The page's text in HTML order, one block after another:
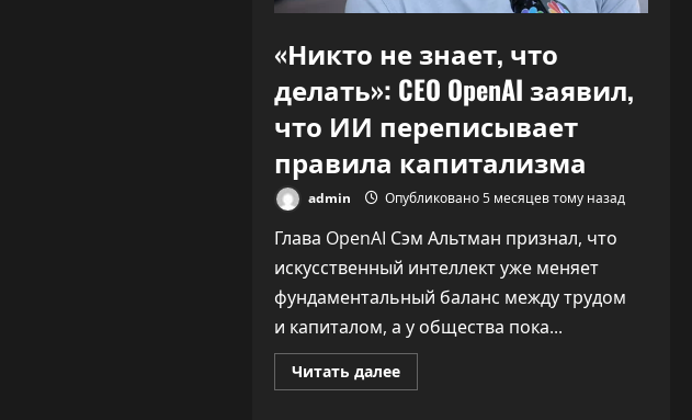
«Никто не знает, что
делать»: CEO OpenAI заявил,
что ИИ переписывает
правила капитализма
admin Опубликовано 5 месяцев тому назад
Глава OpenAI Сэм Альтман признал, что
искусственный интеллект уже меняет
фундаментальный баланс между трудом
и капиталом, а у общества пока...
Читать далееПрочитать
больше